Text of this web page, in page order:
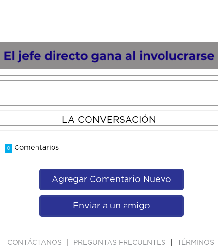
LA CONVERSACIÓN
0 Comentarios
Agregar Comentario Nuevo
Enviar a un amigo
CONTÁCTANOS PREGUNTAS FRECUENTES TÉRMINOS